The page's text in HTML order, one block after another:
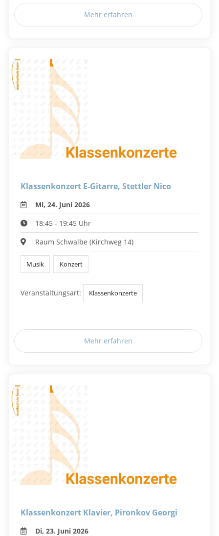
Mehr erfahren
Klassenkonzert E-Gitarre, Stettler Nico
Mi, 24. Juni 2026
18:45 - 19:45 Uhr
Raum Schwalbe (Kirchweg 14)
Musik Konzert
Veranstaltungsart: Klassenkonzerte
Mehr erfahren
Klassenkonzert Klavier, Pironkov Georgi
Di, 23. Juni 2026